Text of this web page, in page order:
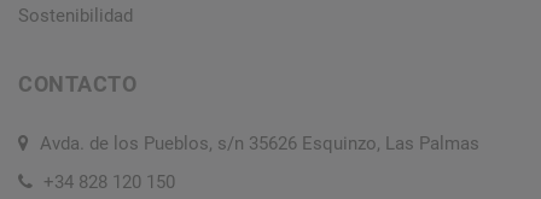
Sostenibilidad
CONTACTO
Avda. de los Pueblos, s/n 35626 Esquinzo, Las Palmas
+34 828 120 150